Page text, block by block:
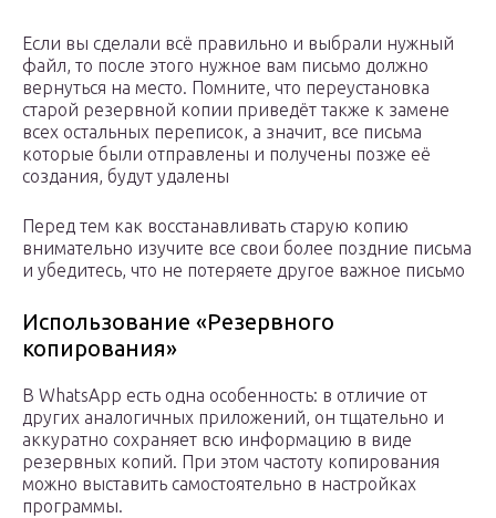
Если вы сделали всё правильно и выбрали нужный
файл, то после этого нужное вам письмо должно
вернуться на место. Помните, что переустановка
старой резервной копии приведёт также к замене
всех остальных переписок, а значит, все письма
которые были отправлены и получены позже её
создания, будут удалены
Перед тем как восстанавливать старую копию
внимательно изучите все свои более поздние письма
и убедитесь, что не потеряете другое важное письмо
Использование «Резервного
копирования»
В WhatsApp есть одна особенность: в отличие от
других аналогичных приложений, он тщательно и
аккуратно сохраняет всю информацию в виде
резервных копий. При этом частоту копирования
можно выставить самостоятельно в настройках
программы.